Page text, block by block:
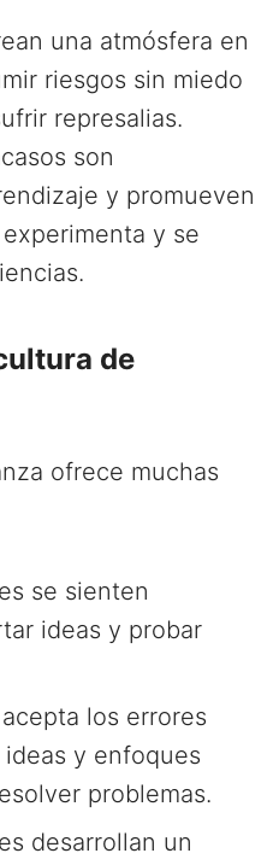
una atmósfera en
riesgos sin miedo
represalias.
son
y promueven
y se
de
ofrece muchas
se sienten
ideas y probar
los errores
y enfoques
problemas.
desarrollan un